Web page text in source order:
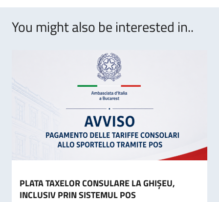
You might also be interested in..
PLATA TAXELOR CONSULARE LA GHIȘEU,
INCLUSIV PRIN SISTEMUL POS